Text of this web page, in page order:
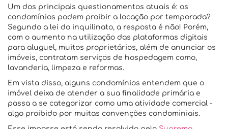
Um dos principais questionamentos atuais é: os
condomínios podem proibir a locação por temporada?
Segundo a lei do inquilinato, a resposta é não! Porém,
com o aumento na utilização das plataformas digitais
para aluguel, muitos proprietários, além de anunciar os
imóveis, contratam serviços de hospedagem como,
lavanderia, limpeza e reformas.
Em vista disso, alguns condomínios entendem que o
imóvel deixa de atender a sua finalidade primária e
passa a se categorizar como uma atividade comercial -
algo proibido por muitas convenções condominiais.